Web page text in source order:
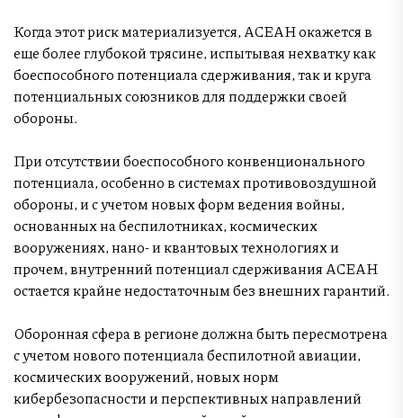
Когда этот риск материализуется, АСЕАН окажется в
еще более глубокой трясине, испытывая нехватку как
боеспособного потенциала сдерживания, так и круга
потенциальных союзников для поддержки своей
обороны.
При отсутствии боеспособного конвенционального
потенциала, особенно в системах противовоздушной
обороны, и с учетом новых форм ведения войны,
основанных на беспилотниках, космических
вооружениях, нано- и квантовых технологиях и
прочем, внутренний потенциал сдерживания АСЕАН
остается крайне недостаточным без внешних гарантий.
Оборонная сфера в регионе должна быть пересмотрена
с учетом нового потенциала беспилотной авиации,
космических вооружений, новых норм
кибербезопасности и перспективных направлений